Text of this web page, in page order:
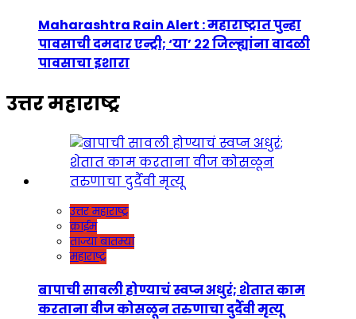
Maharashtra Rain Alert : महाराष्ट्रात पुन्हा
पावसाची दमदार एन्ट्री; ‘या’ २२ जिल्ह्यांना वादळी
पावसाचा इशारा
उत्तर महाराष्ट्र
उत्तर महाराष्ट्र
क्राईम
ताज्या बातम्या
महाराष्ट्र
बापाची सावली होण्याचं स्वप्न अधुरं; शेतात काम
करताना वीज कोसळून तरुणाचा दुर्दैवी मृत्यू